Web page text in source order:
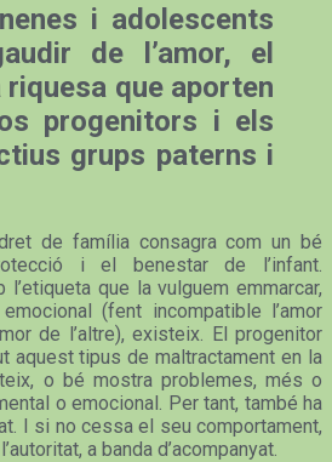
i adolescents
de l’amor, el
riquesa que aporten
progenitors i els
grups paterns i
de família consagra com un bé
i el benestar de l’infant.
l’etiqueta que la vulguem emmarcar,
(fent incompatible l’amor
de l’altre), existeix. El progenitor
aquest tipus de maltractament en la
o bé mostra problemes, més o
o emocional. Per tant, també ha
I si no cessa el seu comportament,
a banda d’acompanyat.